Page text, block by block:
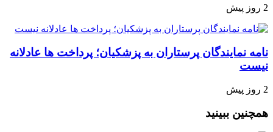
2 روز پیش
نامه نمایندگان پرستاران به پزشکیان؛ پرداخت ها عادلانه
نیست
2 روز پیش
همچنین ببینید